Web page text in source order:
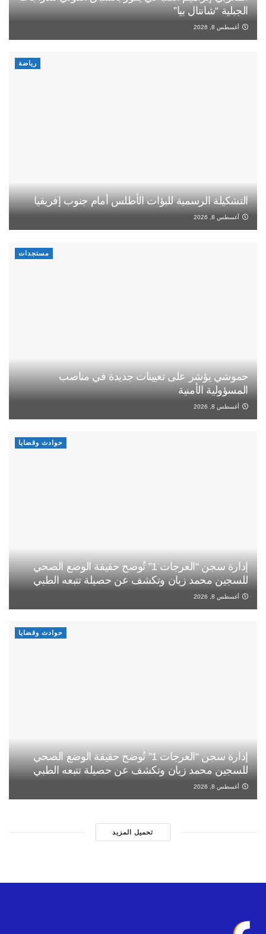
الجبلية “شانتال بيا”
أغسطس 8, 2026
رياضة
التشكيلة الرسمية للبؤات الأطلس أمام جنوب إفريقيا
أغسطس 8, 2026
مستجدات
حموشي يؤشر على تعيينات جديدة في مناصب
المسؤولية الأمنية
أغسطس 8, 2026
حوادث وقضايا
إدارة سجن “العرجات 1” تُوضح حقيقة الوضع الصحي
للسجين محمد زيان وتكشف عن حصيلة تتبعه الطبي
أغسطس 8, 2026
حوادث وقضايا
إدارة سجن “العرجات 1” تُوضح حقيقة الوضع الصحي
للسجين محمد زيان وتكشف عن حصيلة تتبعه الطبي
أغسطس 8, 2026
تحميل المزيد